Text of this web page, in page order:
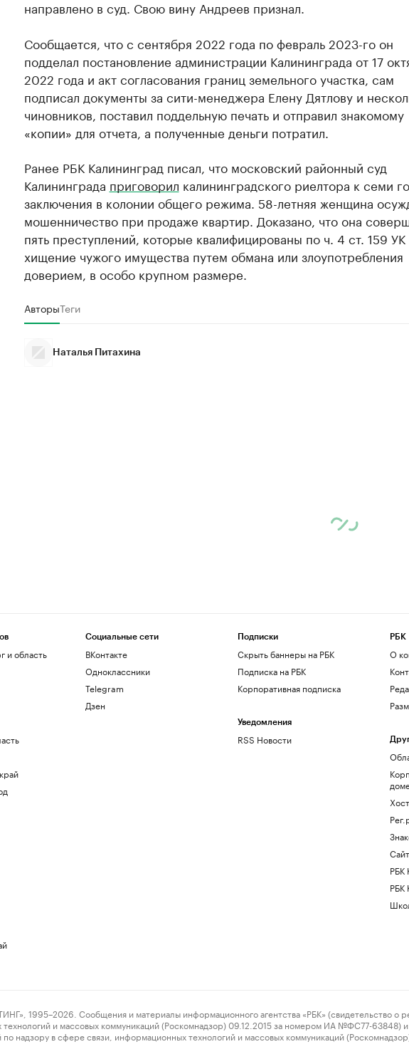
направлено в суд. Свою вину Андреев признал.
Сообщается, что с сентября 2022 года по февраль 2023-го он
подделал постановление администрации Калининграда от 17
2022 года и акт согласования границ земельного участка, сам
подписал документы за сити-менеджера Елену Дятлову и
чиновников, поставил поддельную печать и отправил знакомому
«копии» для отчета, а полученные деньги потратил.
Ранее РБК Калининград писал, что московский районный суд
Калининграда приговорил калининградского риелтора к семи
заключения в колонии общего режима. 58-летняя женщина
мошенничество при продаже квартир. Доказано, что она
пять преступлений, которые квалифицированы по ч. 4 ст. 159
хищение чужого имущества путем обмана или злоупотребления
доверием, в особо крупном размере.
АвторыТеги
Наталья Питахина
и область
Социальные сети
ВКонтакте
Одноклассники
Telegram
Дзен
Подписки
Скрыть баннеры на РБК
Подписка на РБК
Корпоративная подписка
Уведомления
RSS Новости
РБК
О
РБК
РБК
Сообщения и материалы информационного агентства «РБК» (свидетельство о
и массовых коммуникаций (Роскомнадзор) 09.12.2015 за номером ИА №ФС77-63848) и
надзору в сфере связи, информационных технологий и массовых коммуникаций